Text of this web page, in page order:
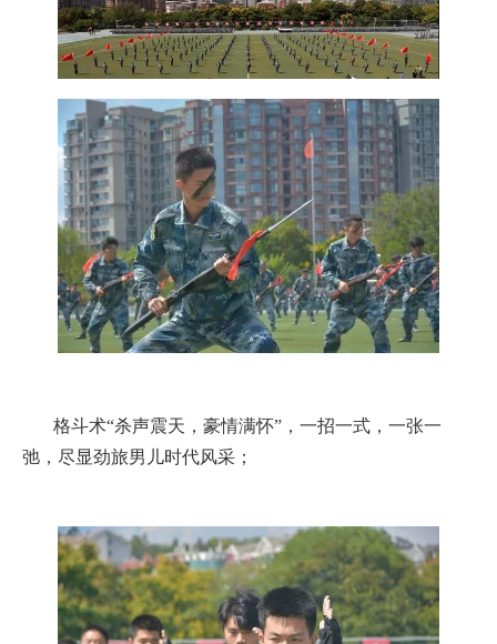
格斗术“杀声震天，豪情满怀”，一招一式，一张一
弛，尽显劲旅男儿时代风采；